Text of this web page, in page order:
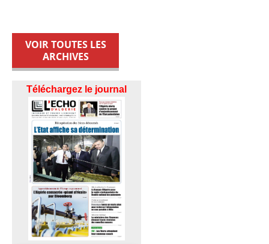
VOIR TOUTES LES
ARCHIVES